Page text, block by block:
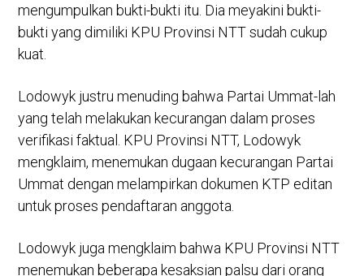
mengumpulkan bukti-bukti itu. Dia meyakini bukti-
bukti yang dimiliki KPU Provinsi NTT sudah cukup
kuat.
Lodowyk justru menuding bahwa Partai Ummat-lah
yang telah melakukan kecurangan dalam proses
verifikasi faktual. KPU Provinsi NTT, Lodowyk
mengklaim, menemukan dugaan kecurangan Partai
Ummat dengan melampirkan dokumen KTP editan
untuk proses pendaftaran anggota.
Lodowyk juga mengklaim bahwa KPU Provinsi NTT
menemukan beberapa kesaksian palsu dari orang